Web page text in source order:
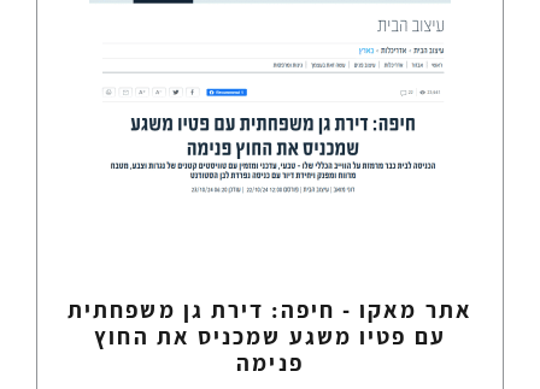
אתר מאקו - חיפה: דירת גן משפחתית
עם פטיו משגע שמכניס את החוץ
פנימה